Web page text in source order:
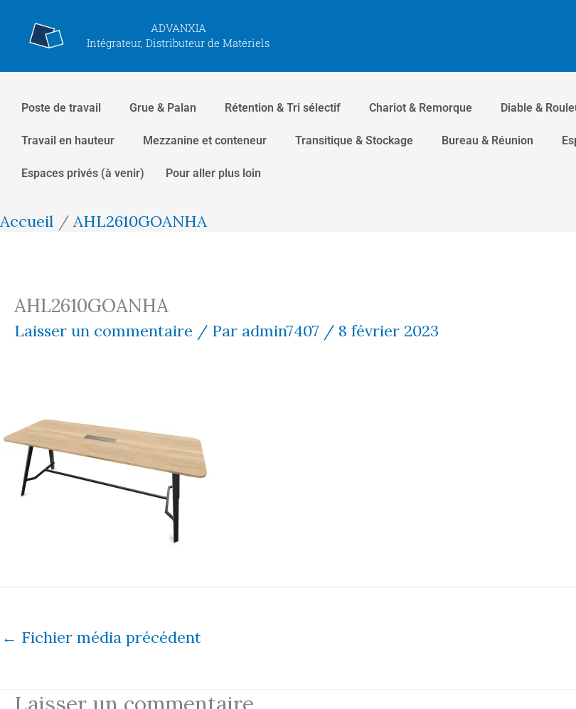
contenu
ADVANXIA
Intégrateur, Distributeur de Matériels
Poste de travail Grue & Palan Rétention & Tri sélectif Chariot & Remorque Diable &
Travail en hauteur Mezzanine et conteneur Transitique & Stockage Bureau & Réunion
Espaces privés (à venir) Pour aller plus loin
Accueil AHL2610GOANHA
AHL2610GOANHA
Laisser un commentaire / Par admin7407 / 8 février 2023
← Fichier média précédent
Laisser un commentaire